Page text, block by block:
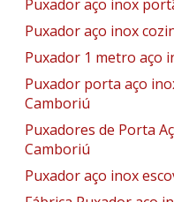
Puxador aço inox
Puxador aço inox
Puxador 1 metro aço
Puxador porta aço
Camboriú
Puxadores de Porta
Camboriú
Puxador aço inox